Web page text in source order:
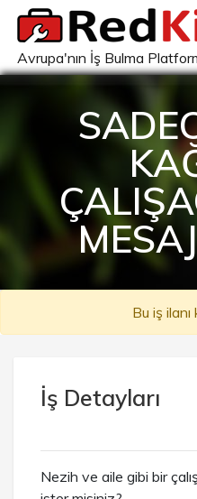
Avrupa'nın İş Bulma
Bu iş ilanı
İş Detayları
Nezih ve aile gibi bir